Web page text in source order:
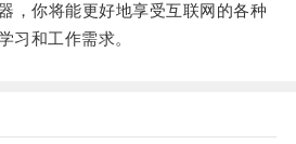
你将能更好地享受互联网的各种
习和工作需求。